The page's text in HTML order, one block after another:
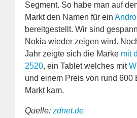
Segment. So habe man auf
Markt den Namen für ein
bereitgestellt. Wir sind
Nokia wieder zeigen wird.
Jahr zeigte sich die Marke mit
2520, ein Tablet welches mit
und einem Preis von rund 600
Markt kam.
Quelle: zdnet.de